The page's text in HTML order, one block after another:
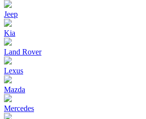
Jeep
Kia
Land Rover
Lexus
Mazda
Mercedes